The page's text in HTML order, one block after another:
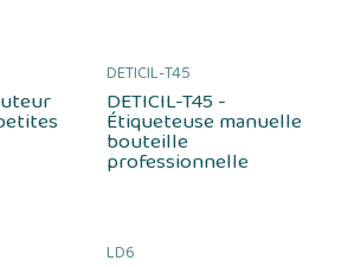
DETICIL-T45
DETICIL-T45 -
Étiqueteuse manuelle
bouteille
professionnelle
LD6